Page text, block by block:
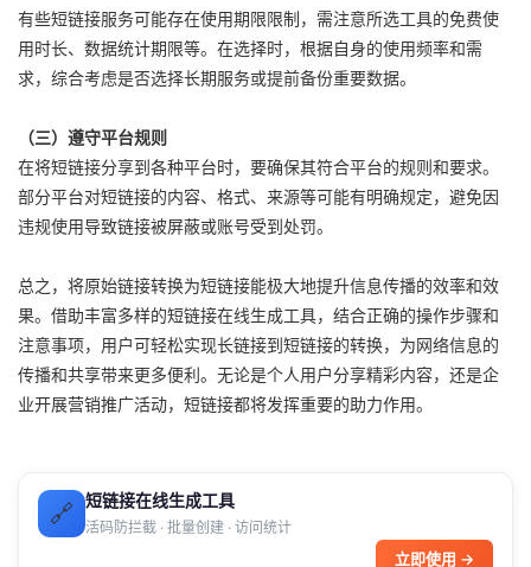
有些短链接服务可能存在使用期限限制，需注意所选工具的免费使
用时长、数据统计期限等。在选择时，根据自身的使用频率和需
求，综合考虑是否选择长期服务或提前备份重要数据。
（三）遵守平台规则
在将短链接分享到各种平台时，要确保其符合平台的规则和要求。
部分平台对短链接的内容、格式、来源等可能有明确规定，避免因
违规使用导致链接被屏蔽或账号受到处罚。
总之，将原始链接转换为短链接能极大地提升信息传播的效率和效
果。借助丰富多样的短链接在线生成工具，结合正确的操作步骤和
注意事项，用户可轻松实现长链接到短链接的转换，为网络信息的
传播和共享带来更多便利。无论是个人用户分享精彩内容，还是企
业开展营销推广活动，短链接都将发挥重要的助力作用。
🔗 短链接在线生成工具
活码防拦截 · 批量创建 · 访问统计
立即使用 →